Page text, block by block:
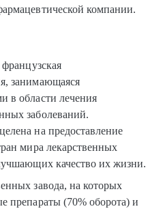
компании.
занимающаяся
в области лечения
заболеваний.
на предоставление
мира лекарственных
качество их жизни.
завода, на которых
препараты (70% оборота) и